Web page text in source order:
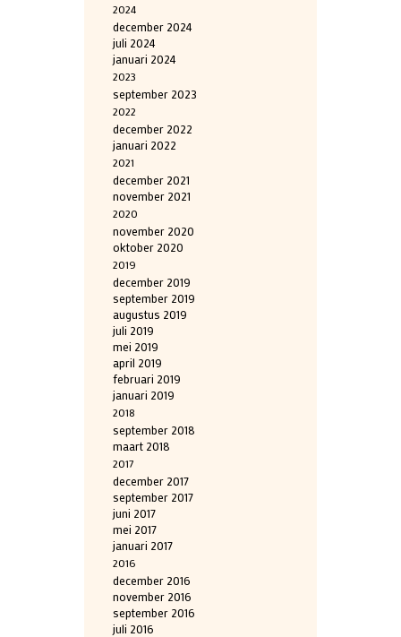
2024
december 2024
juli 2024
januari 2024
2023
september 2023
2022
december 2022
januari 2022
2021
december 2021
november 2021
2020
november 2020
oktober 2020
2019
december 2019
september 2019
augustus 2019
juli 2019
mei 2019
april 2019
februari 2019
januari 2019
2018
september 2018
maart 2018
2017
december 2017
september 2017
juni 2017
mei 2017
januari 2017
2016
december 2016
november 2016
september 2016
juli 2016